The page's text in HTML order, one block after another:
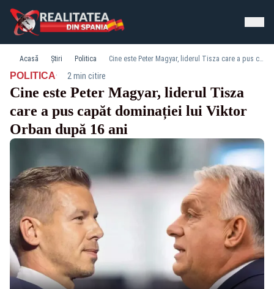
Acasă Știri Politica Cine este Peter Magyar, liderul Tisza care a pus capăt dominației lui Viktor Orban după 16 ani
POLITICA· 2 min citire
Cine este Peter Magyar, liderul Tisza
care a pus capăt dominației lui Viktor
Orban după 16 ani